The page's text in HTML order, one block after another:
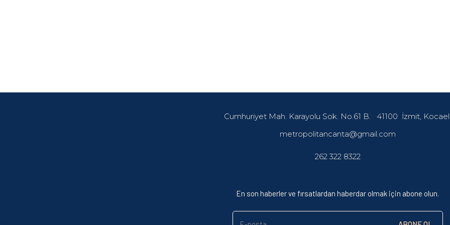
Cumhuriyet Mah. Karayolu Sok. No.61 B. 41100 İzmit,
metropolitancanta@gmail.com
262 322 8322
En son haberler ve fırsatlardan haberdar olmak için abone olun.